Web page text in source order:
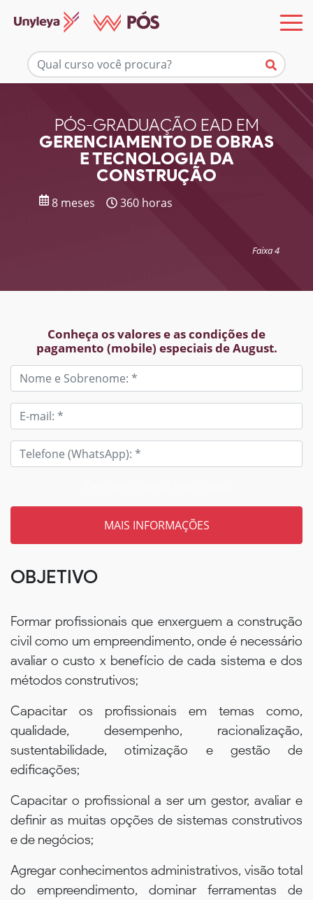
PÓS-GRADUAÇÃO EAD EM
GERENCIAMENTO DE OBRAS
E TECNOLOGIA DA
CONSTRUÇÃO
8 meses 360 horas
Faixa 4
Conheça os valores e as condições de
pagamento (mobile) especiais de August.
Mais informações
OBJETIVO
Formar profissionais que enxerguem a construção
civil como um empreendimento, onde é necessário
avaliar o custo x benefício de cada sistema e dos
métodos construtivos;
Capacitar os profissionais em temas como,
qualidade, desempenho, racionalização,
sustentabilidade, otimização e gestão de
edificações;
Capacitar o profissional a ser um gestor, avaliar e
definir as muitas opções de sistemas construtivos
e de negócios;
Agregar conhecimentos administrativos, visão total
do empreendimento, dominar ferramentas de